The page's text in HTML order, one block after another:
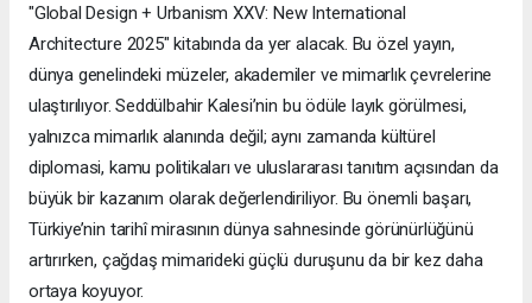
"Global Design + Urbanism XXV: New International
Architecture 2025" kitabında da yer alacak. Bu özel yayın,
dünya genelindeki müzeler, akademiler ve mimarlık çevrelerine
ulaştırılıyor. Seddülbahir Kalesi’nin bu ödüle layık görülmesi,
yalnızca mimarlık alanında değil; aynı zamanda kültürel
diplomasi, kamu politikaları ve uluslararası tanıtım açısından da
büyük bir kazanım olarak değerlendiriliyor. Bu önemli başarı,
Türkiye’nin tarihî mirasının dünya sahnesinde görünürlüğünü
artırırken, çağdaş mimarideki güçlü duruşunu da bir kez daha
ortaya koyuyor.